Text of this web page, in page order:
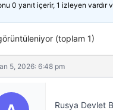
0 yanıt içerir, 1 izleyen vardır
(toplam 1)
5, 2026: 6:48 pm
Rusya Devlet